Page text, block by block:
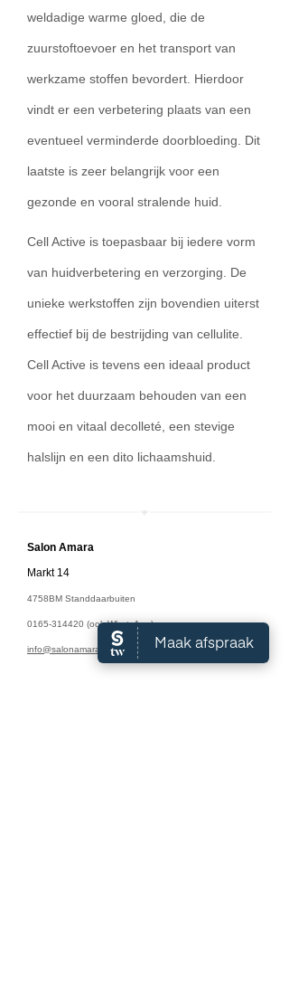
weldadige warme gloed, die de
zuurstoftoevoer en het transport van
werkzame stoffen bevordert. Hierdoor
vindt er een verbetering plaats van een
eventueel verminderde doorbloeding. Dit
laatste is zeer belangrijk voor een
gezonde en vooral stralende huid.
Cell Active is toepasbaar bij iedere vorm
van huidverbetering en verzorging. De
unieke werkstoffen zijn bovendien uiterst
effectief bij de bestrijding van cellulite.
Cell Active is tevens een ideaal product
voor het duurzaam behouden van een
mooi en vitaal decolleté, een stevige
halslijn en een dito lichaamshuid.
Salon Amara
Markt 14
4758BM Standdaarbuiten
0165-314420 (ook WhatsApp)
info@salonamara.nl